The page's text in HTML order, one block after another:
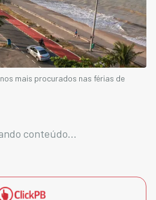
mais procurados nas férias de
conteúdo...